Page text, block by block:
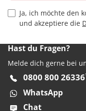
Privacy Policy
Ja, ich möchte den
und akzeptiere die
Hast du Fragen?
Melde dich gerne bei
0800 800 26336
WhatsApp
Chat